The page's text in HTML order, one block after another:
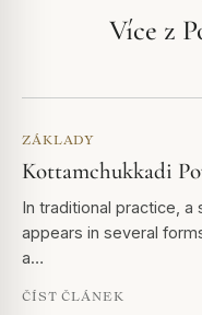
Více z
ZÁKLADY
Kottamchukkadi
In traditional practice, a
appears in several
a…
ČÍST ČLÁNEK